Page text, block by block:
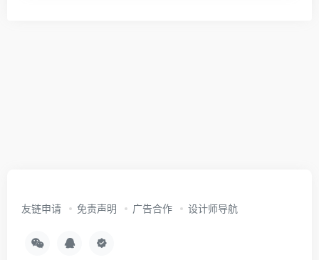
友链申请 免责声明 广告合作 设计师导航